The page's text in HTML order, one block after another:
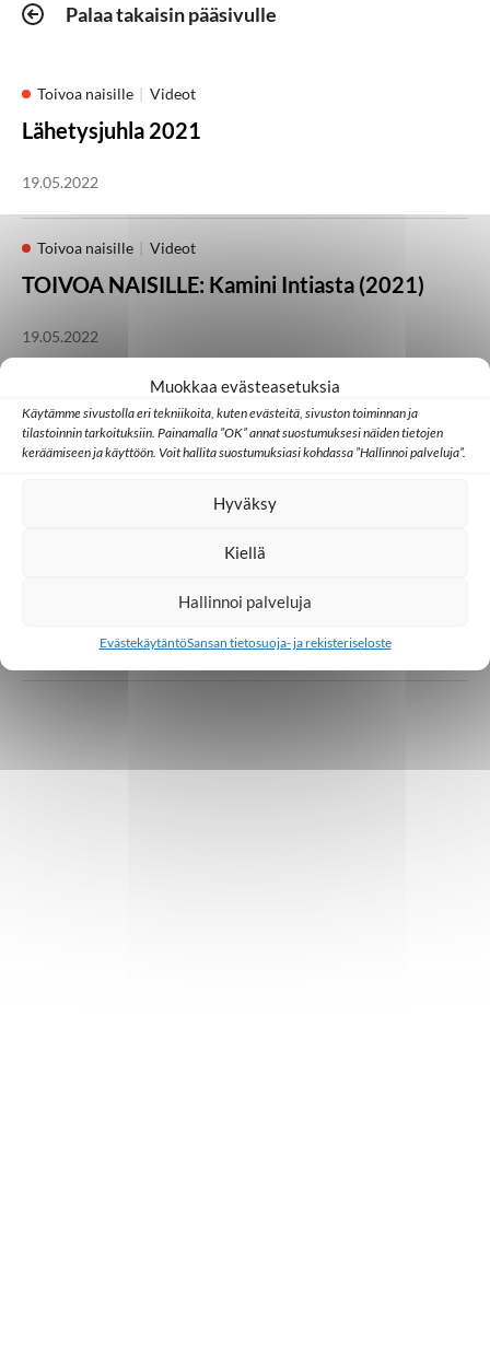
Muokkaa evästeasetuksia
Käytämme sivustolla eri tekniikoita, kuten evästeitä, sivuston toiminnan ja
tilastoinnin tarkoituksiin. Painamalla ”OK” annat suostumuksesi näiden tietojen
keräämiseen ja käyttöön. Voit hallita suostumuksiasi kohdassa ”Hallinnoi palveluja”.
Hyväksy
Kiellä
Hallinnoi palveluja
EvästekäytäntöSansan tietosuoja- ja rekisteriseloste
Palaa takaisin pääsivulle
Toivoa naisille Videot
Lähetysjuhla 2021
19.05.2022
Toivoa naisille Videot
TOIVOA NAISILLE: Kamini Intiasta (2021)
19.05.2022
Toivoa Naisille -konferenssi
Peggy Banksin koskettava elämäntarina